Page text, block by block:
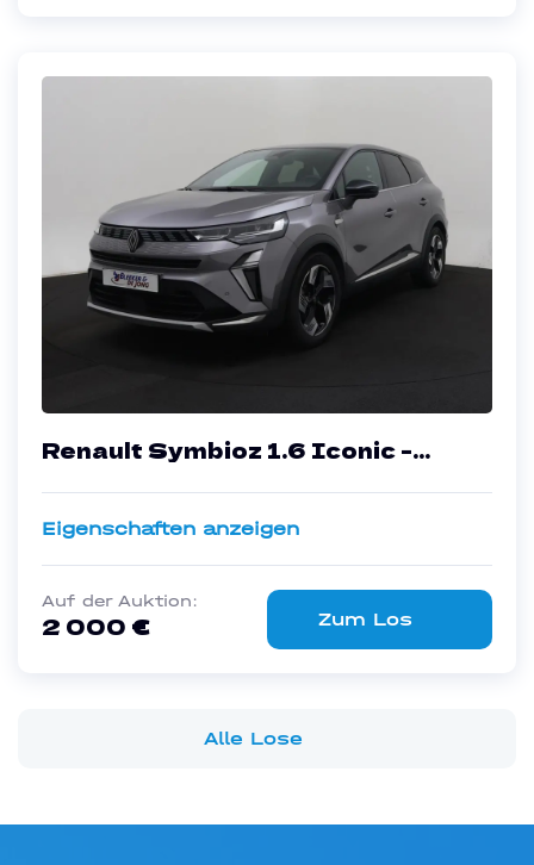
Renault Symbioz 1.6 Iconic -
29.417 km
Eigenschaften anzeigen
Auf der Auktion:
2 000 € Zum Los
Alle Lose